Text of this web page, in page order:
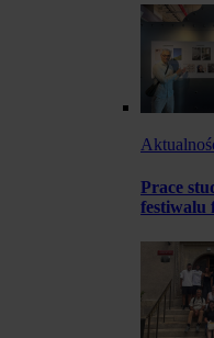
Prace
festiwalu